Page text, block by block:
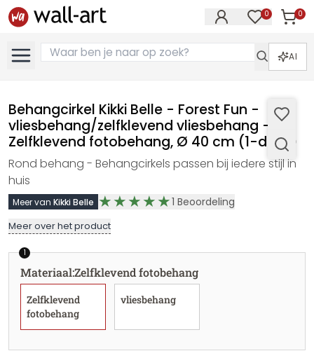
0 0
AI
Behangcirkel Kikki Belle - Forest Fun -
vliesbehang/zelfklevend vliesbehang -
Zelfklevend fotobehang, Ø 40 cm (1-delig)
Rond behang - Behangcirkels passen bij iedere stijl in
huis
Meer van Kikki Belle 1 Beoordeling
Meer over het product
1
Materiaal:Zelfklevend fotobehang
Zelfklevend
fotobehang
vliesbehang